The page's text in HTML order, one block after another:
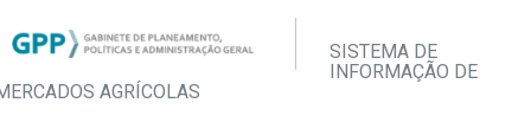
SISTEMA DE
INFORMAÇÃO DE
AGRÍCOLAS